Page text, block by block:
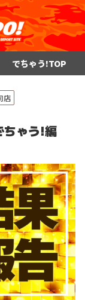
でちゃう!TOP
店
ちゃう!編